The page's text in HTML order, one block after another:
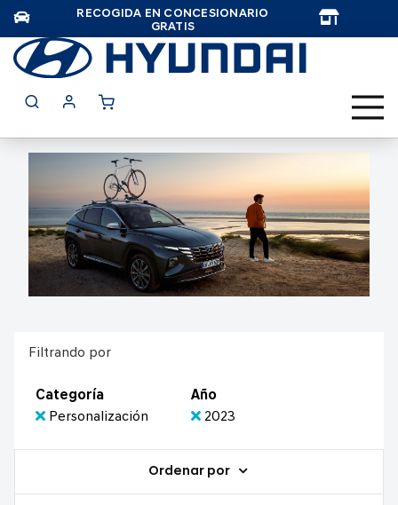
RECOGIDA EN CONCESIONARIO
GRATIS
Filtrando por
Categoría
Personalización
Año
2023
Ordenar por